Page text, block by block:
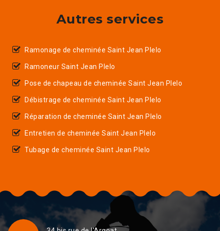
Autres services
Ramonage de cheminée Saint Jean Plelo
Ramoneur Saint Jean Plelo
Pose de chapeau de cheminée Saint Jean Plelo
Débistrage de cheminée Saint Jean Plelo
Réparation de cheminée Saint Jean Plelo
Entretien de cheminée Saint Jean Plelo
Tubage de cheminée Saint Jean Plelo